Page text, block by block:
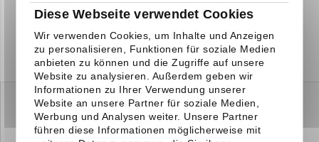
Diese Webseite verwendet Cookies
Wir verwenden Cookies, um Inhalte und Anzeigen
zu personalisieren, Funktionen für soziale Medien
anbieten zu können und die Zugriffe auf unsere
Website zu analysieren. Außerdem geben wir
Informationen zu Ihrer Verwendung unserer
Website an unsere Partner für soziale Medien,
Werbung und Analysen weiter. Unsere Partner
führen diese Informationen möglicherweise mit